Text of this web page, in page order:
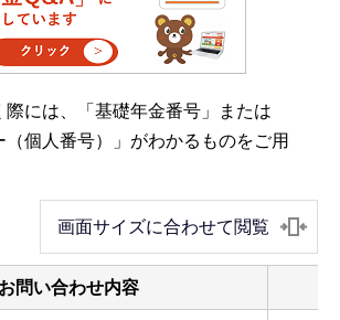
際には、「基礎年金番号」または
（個人番号）」がわかるものをご用
画面サイズに合わせて閲覧
お問い合わせ内容